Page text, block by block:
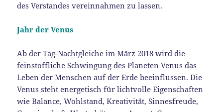
des Verstandes vereinnahmen zu lassen.
Jahr der Venus
Ab der Tag-Nachtgleiche im März 2018 wird die
feinstoffliche Schwingung des Planeten Venus das
Leben der Menschen auf der Erde beeinflussen. Die
Venus steht energetisch für lichtvolle Eigenschaften
wie Balance, Wohlstand, Kreativität, Sinnesfreude,